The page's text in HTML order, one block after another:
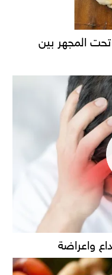
المجهر بين
واعراضة